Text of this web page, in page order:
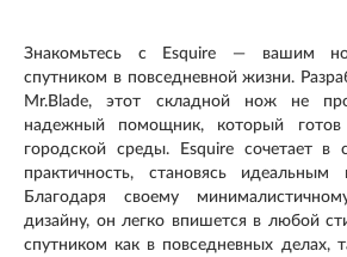
Знакомьтесь с Esquire — вашим
спутником в повседневной жизни.
Mr.Blade, этот складной нож не
надежный помощник, который
городской среды. Esquire сочетает в
практичность, становясь
Благодаря своему
дизайну, он легко впишется в любой
спутником как в повседневных делах,